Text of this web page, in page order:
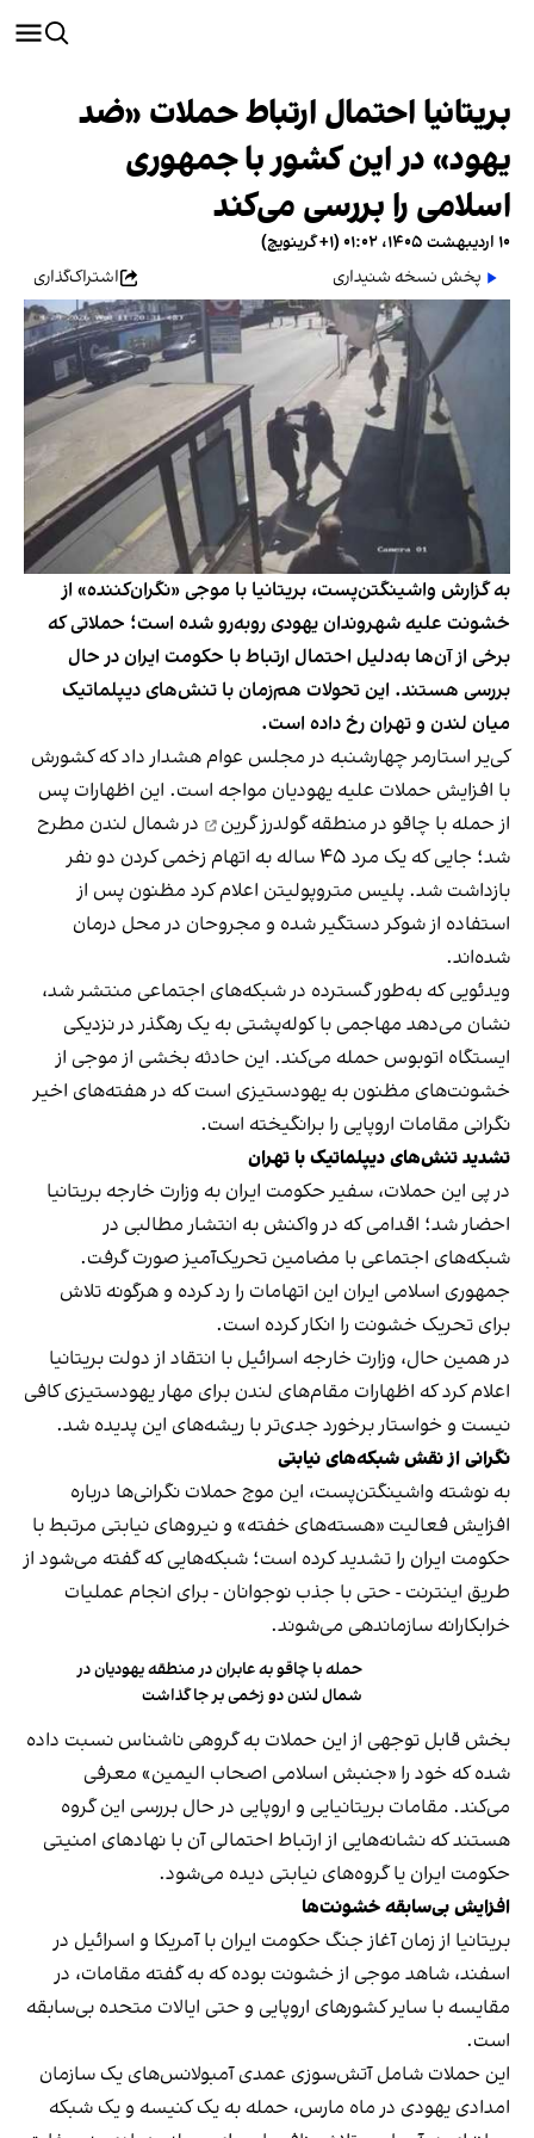
بریتانیا احتمال ارتباط حملات «ضد
یهود» در این کشور با جمهوری
اسلامی را بررسی می‌کند
۱۰ اردیبهشت ۱۴۰۵، ۰۱:۰۲ (‎+۱ گرینویچ)
پخش نسخه شنیداری
اشتراک‌گذاری
به گزارش واشینگتن‌پست، بریتانیا با موجی «نگران‌کننده» از
خشونت علیه شهروندان یهودی روبه‌رو شده است؛ حملاتی که
برخی از آن‌ها به‌دلیل احتمال ارتباط با حکومت ایران در حال
بررسی هستند. این تحولات هم‌زمان با تنش‌های دیپلماتیک
میان لندن و تهران رخ داده است.
کی‌یر استارمر چهارشنبه در مجلس عوام هشدار داد که کشورش
با افزایش حملات علیه یهودیان مواجه است. این اظهارات پس
از حمله با چاقو در منطقه گولدرز گرین
در شمال لندن مطرح
شد؛ جایی که یک مرد ۴۵ ساله به اتهام زخمی کردن دو نفر
بازداشت شد. پلیس متروپولیتن اعلام کرد مظنون پس از
استفاده از شوکر دستگیر شده و مجروحان در محل درمان
شده‌اند.
ویدئویی که به‌طور گسترده در شبکه‌های اجتماعی منتشر شد،
نشان می‌دهد مهاجمی با کوله‌پشتی به یک رهگذر در نزدیکی
ایستگاه اتوبوس حمله می‌کند. این حادثه بخشی از موجی از
خشونت‌های مظنون به یهودستیزی است که در هفته‌های اخیر
نگرانی مقامات اروپایی را برانگیخته است.
تشدید تنش‌های دیپلماتیک با تهران
در پی این حملات، سفیر حکومت ایران به وزارت خارجه بریتانیا
احضار شد؛ اقدامی که در واکنش به انتشار مطالبی در
شبکه‌های اجتماعی با مضامین تحریک‌آمیز صورت گرفت.
جمهوری اسلامی ایران این اتهامات را رد کرده و هرگونه تلاش
برای تحریک خشونت را انکار کرده است.
در همین حال، وزارت خارجه اسرائیل با انتقاد از دولت بریتانیا
اعلام کرد که اظهارات مقام‌های لندن برای مهار یهودستیزی کافی
نیست و خواستار برخورد جدی‌تر با ریشه‌های این پدیده شد.
نگرانی از نقش شبکه‌های نیابتی
به نوشته واشینگتن‌پست، این موج حملات نگرانی‌ها درباره
افزایش فعالیت «هسته‌های خفته» و نیروهای نیابتی مرتبط با
حکومت ایران را تشدید کرده است؛ شبکه‌هایی که گفته می‌شود از
طریق اینترنت - حتی با جذب نوجوانان - برای انجام عملیات
خرابکارانه سازماندهی می‌شوند.
حمله با چاقو به عابران در منطقه یهودیان در
شمال لندن دو زخمی بر جا گذاشت
بخش قابل توجهی از این حملات به گروهی ناشناس نسبت داده
شده که خود را «جنبش اسلامی اصحاب الیمین» معرفی
می‌کند. مقامات بریتانیایی و اروپایی در حال بررسی این گروه
هستند که نشانه‌هایی از ارتباط احتمالی آن با نهادهای امنیتی
حکومت ایران یا گروه‌های نیابتی دیده می‌شود.
افزایش بی‌سابقه خشونت‌ها
بریتانیا از زمان آغاز جنگ حکومت ایران با آمریکا و اسرائیل در
اسفند، شاهد موجی از خشونت بوده که به گفته مقامات، در
مقایسه با سایر کشورهای اروپایی و حتی ایالات متحده بی‌سابقه
است.
این حملات شامل آتش‌سوزی عمدی آمبولانس‌های یک سازمان
امدادی یهودی در ماه مارس، حمله به یک کنیسه و یک شبکه